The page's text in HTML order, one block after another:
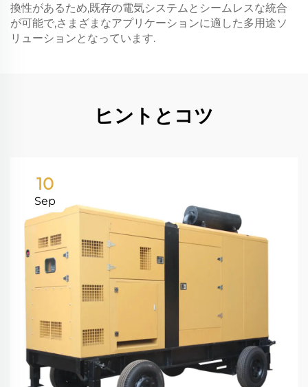
換性があるため,既存の電気システムとシームレスな統合
が可能で,さまざまなアプリケーションに適した多用途ソ
リューションとなっています.
ヒントとコツ
10
Sep